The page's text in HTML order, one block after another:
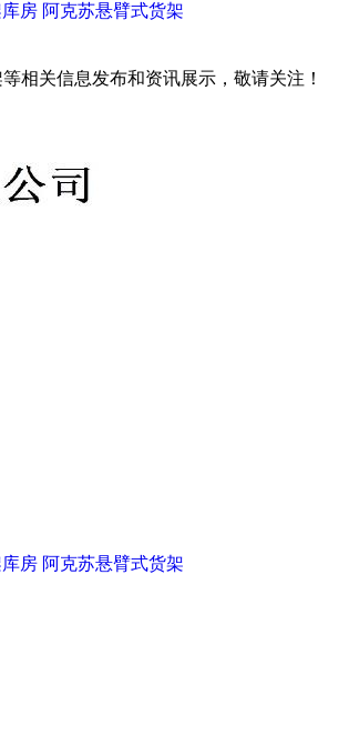
房 阿克苏悬臂式货架
相关信息发布和资讯展示，敬请关注！
房 阿克苏悬臂式货架